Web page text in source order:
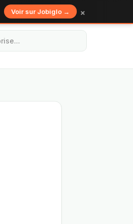
Voir sur Jobiglo → ×